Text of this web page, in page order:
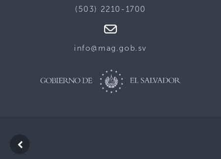
(503) 2210-1700
info@mag.gob.sv